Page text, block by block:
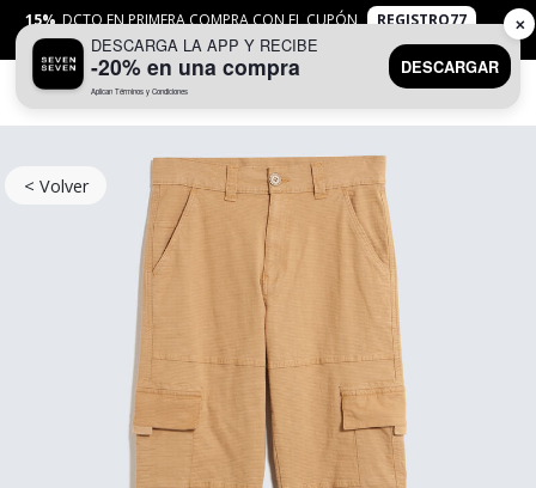
15% DCTO EN PRIMERA COMPRA CON EL CUPÓN
REGISTRO77
APLICANTYC
< Volver
DESCARGA LA APP Y RECIBE
-20% en una compra
Aplican Términos y Condiciones
DESCARGAR
✕